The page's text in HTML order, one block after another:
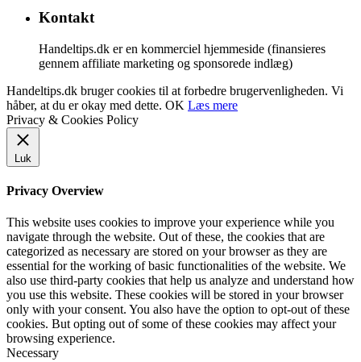
Kontakt
Handeltips.dk er en kommerciel hjemmeside (finansieres
gennem affiliate marketing og sponsorede indlæg)
Handeltips.dk bruger cookies til at forbedre brugervenligheden. Vi
håber, at du er okay med dette. OK Læs mere
Privacy & Cookies Policy
Luk
Privacy Overview
This website uses cookies to improve your experience while you
navigate through the website. Out of these, the cookies that are
categorized as necessary are stored on your browser as they are
essential for the working of basic functionalities of the website. We
also use third-party cookies that help us analyze and understand how
you use this website. These cookies will be stored in your browser
only with your consent. You also have the option to opt-out of these
cookies. But opting out of some of these cookies may affect your
browsing experience.
Necessary